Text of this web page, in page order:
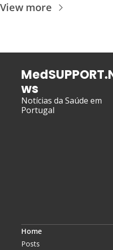
View more
ws
Notícias da Saúde em
Portugal
Home
Posts